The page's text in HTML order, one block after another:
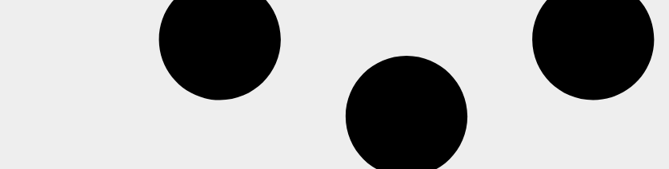
- Accepter la politique de confidentialité de
Dynamique Dentaire et ses partenaires en
cliquant sur le bouton "Je certifie être un
professionnel de santé et accepte la politique
de confidentialité"
- Paramétrer vos choix pour accepter les
cookies ou non en cliquant sur le bouton "Je
souhaite Gérer mes préférences"